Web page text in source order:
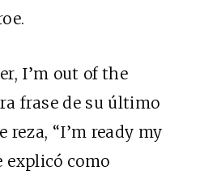
I’m out of the
frase de su último
reza, “I’m ready my
explicó como